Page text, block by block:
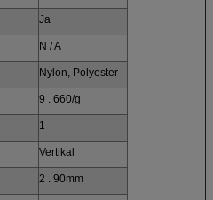
Ja
N / A
Nylon, Polyester
9 . 660/g
1
Vertikal
2 . 90mm